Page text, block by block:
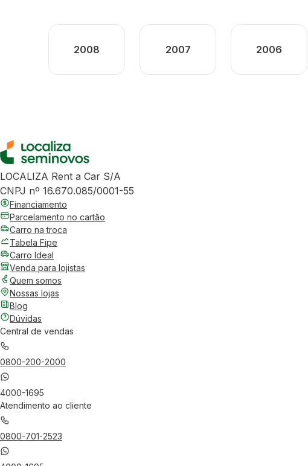
2008 2007 2006
LOCALIZA Rent a Car S/A
CNPJ nº 16.670.085/0001-55
Financiamento
Parcelamento no cartão
Carro na troca
Tabela Fipe
Carro Ideal
Venda para lojistas
Quem somos
Nossas lojas
Blog
Dúvidas
Central de vendas
0800-200-2000
4000-1695
Atendimento ao cliente
0800-701-2523